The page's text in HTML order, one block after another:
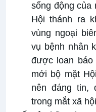
sống động của
Hội thánh ra
vùng ngoại
vụ bệnh nhân
được loan báo
mới bộ mặt
nên đáng tin,
trong mắt xã